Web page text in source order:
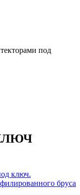
под